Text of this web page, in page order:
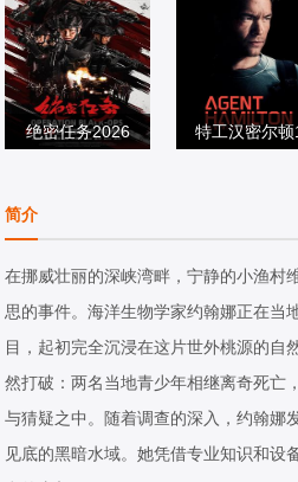
2026/中国大陆
2026/中国大陆
绝密任务2026
屹宸,喻亢,蒋璐霞,
周惠林,陶慧敏,张
溯哲,高曙光,曹操,
屈菁菁,余文乐,于
晓光,于文文,朱庭
辰,褚旭,王若麟,常
丹丹,叶彤,亮月儿,
尚馨,朱烁燃,潘羞
动作片
2026/中国大陆
特工汉密尔顿
2022/欧美地区
简介
在挪威壮丽的深峡湾畔，宁静的小渔村
思的事件。海洋生物学家约翰娜正在当
目，起初完全沉浸在这片世外桃源的自
然打破：两名当地青少年相继离奇死亡
与猜疑之中。随着调查的深入，约翰娜
见底的黑暗水域。她凭借专业知识和设